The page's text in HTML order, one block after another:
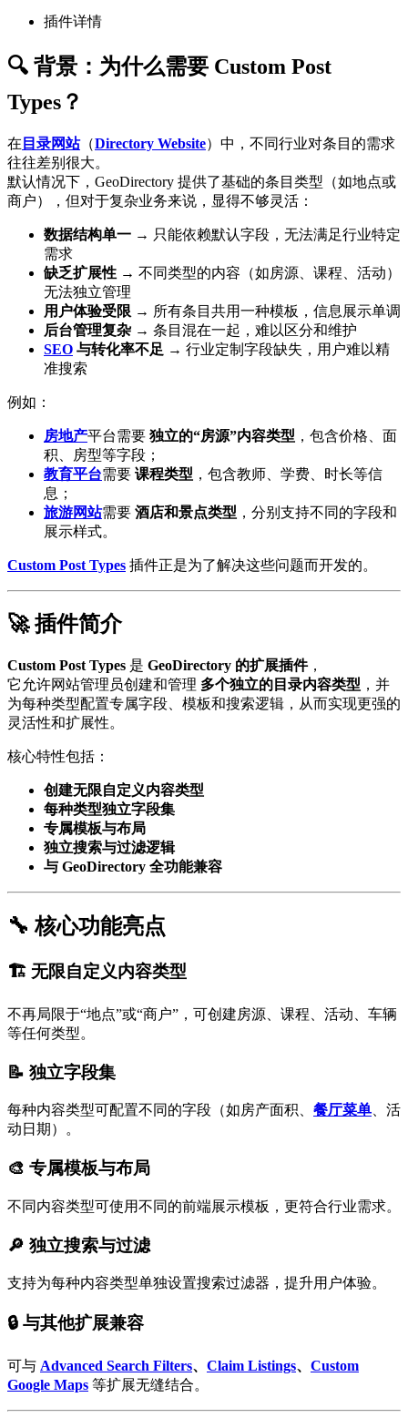
插件详情
🔍 背景：为什么需要 Custom Post
Types？
在 目录网站（Directory Website）中，不同行业对条目的需求
往往差别很大。
默认情况下，GeoDirectory 提供了基础的条目类型（如地点或
商户），但对于复杂业务来说，显得不够灵活：
数据结构单一 → 只能依赖默认字段，无法满足行业特定
需求
缺乏扩展性 → 不同类型的内容（如房源、课程、活动）
无法独立管理
用户体验受限 → 所有条目共用一种模板，信息展示单调
后台管理复杂 → 条目混在一起，难以区分和维护
SEO 与转化率不足 → 行业定制字段缺失，用户难以精
准搜索
例如：
房地产平台需要 独立的“房源”内容类型 ，包含价格、面
积、房型等字段；
教育平台需要 课程类型 ，包含教师、学费、时长等信
息；
旅游网站需要 酒店和景点类型 ，分别支持不同的字段和
展示样式。
Custom Post Types 插件正是为了解决这些问题而开发的。
🚀 插件简介
Custom Post Types 是 GeoDirectory 的扩展插件，
它允许网站管理员创建和管理 多个独立的目录内容类型 ，并
为每种类型配置专属字段、模板和搜索逻辑，从而实现更强的
灵活性和扩展性。
核心特性包括：
创建无限自定义内容类型
每种类型独立字段集
专属模板与布局
独立搜索与过滤逻辑
与 GeoDirectory 全功能兼容
🔧 核心功能亮点
🏗️ 无限自定义内容类型
不再局限于“地点”或“商户”，可创建房源、课程、活动、车辆
等任何类型。
📝 独立字段集
每种内容类型可配置不同的字段（如房产面积、 餐厅菜单 、活
动日期）。
🎨 专属模板与布局
不同内容类型可使用不同的前端展示模板，更符合行业需求。
🔎 独立搜索与过滤
支持为每种内容类型单独设置搜索过滤器，提升用户体验。
🔒 与其他扩展兼容
可与 Advanced Search Filters、 Claim Listings、 Custom
Google Maps 等扩展无缝结合。